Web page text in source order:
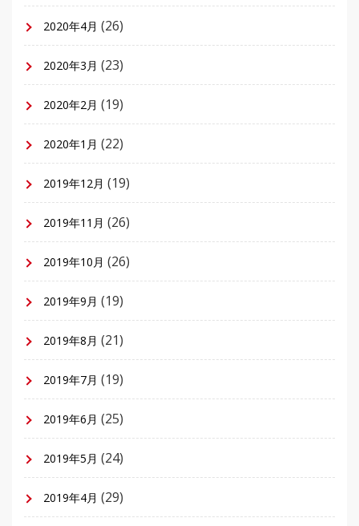
2020年4月 (26)
2020年3月 (23)
2020年2月 (19)
2020年1月 (22)
2019年12月 (19)
2019年11月 (26)
2019年10月 (26)
2019年9月 (19)
2019年8月 (21)
2019年7月 (19)
2019年6月 (25)
2019年5月 (24)
2019年4月 (29)